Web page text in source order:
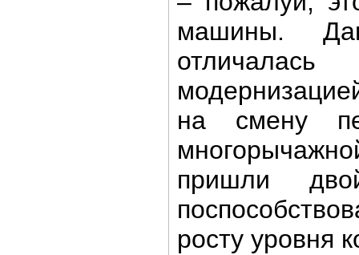
машины.
на смену
пришли
росту уровня